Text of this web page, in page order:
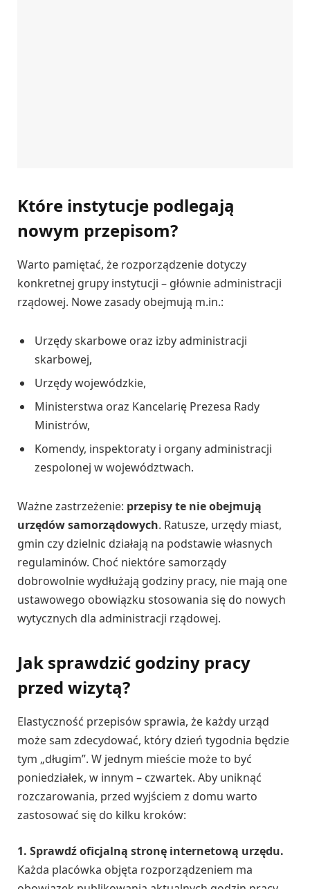
Które instytucje podlegają
nowym przepisom?
Warto pamiętać, że rozporządzenie dotyczy
konkretnej grupy instytucji – głównie administracji
rządowej. Nowe zasady obejmują m.in.:
Urzędy skarbowe oraz izby administracji
skarbowej,
Urzędy wojewódzkie,
Ministerstwa oraz Kancelarię Prezesa Rady
Ministrów,
Komendy, inspektoraty i organy administracji
zespolonej w województwach.
Ważne zastrzeżenie: przepisy te nie obejmują
urzędów samorządowych. Ratusze, urzędy miast,
gmin czy dzielnic działają na podstawie własnych
regulaminów. Choć niektóre samorządy
dobrowolnie wydłużają godziny pracy, nie mają one
ustawowego obowiązku stosowania się do nowych
wytycznych dla administracji rządowej.
Jak sprawdzić godziny pracy
przed wizytą?
Elastyczność przepisów sprawia, że każdy urząd
może sam zdecydować, który dzień tygodnia będzie
tym „długim”. W jednym mieście może to być
poniedziałek, w innym – czwartek. Aby uniknąć
rozczarowania, przed wyjściem z domu warto
zastosować się do kilku kroków:
1. Sprawdź oficjalną stronę internetową urzędu.
Każda placówka objęta rozporządzeniem ma